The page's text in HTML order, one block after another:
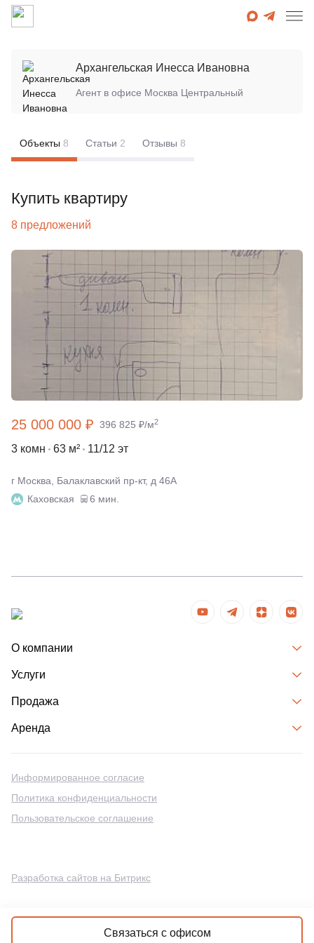
Архангельская Инесса Ивановна
Агент в офисе Москва Центральный
Связаться с офисом
Объекты 8 Статьи 2 Отзывы 8
Купить квартиру
8 предложений
25 000 000 ₽ 396 825 ₽/м2
3 комн 63 м² 11/12 эт
г Москва, Балаклавский пр-кт, д 46А
Каховская
6 мин.
О компании
Услуги
Продажа
Аренда
Информированное согласие
Политика конфиденциальности
Пользовательское соглашение
Разработка сайтов на Битрикс